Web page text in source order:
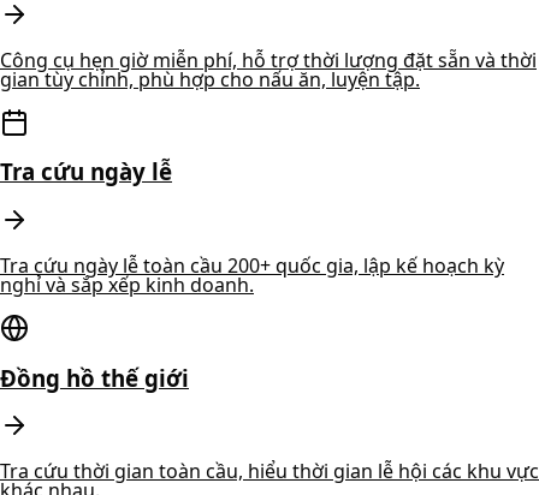
Công cụ hẹn giờ miễn phí, hỗ trợ thời lượng đặt sẵn và thời
gian tùy chỉnh, phù hợp cho nấu ăn, luyện tập.
Tra cứu ngày lễ
Tra cứu ngày lễ toàn cầu 200+ quốc gia, lập kế hoạch kỳ
nghỉ và sắp xếp kinh doanh.
Đồng hồ thế giới
Tra cứu thời gian toàn cầu, hiểu thời gian lễ hội các khu vực